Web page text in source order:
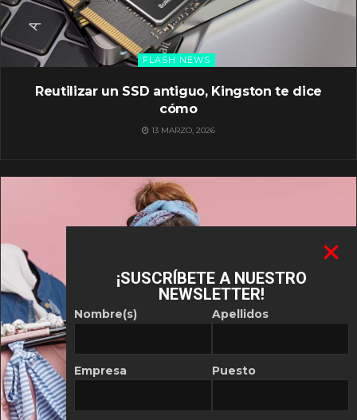
FLASH NEWS
Reutilizar un SSD antiguo, Kingston te dice
cómo
13 MARZO, 2026
¡SUSCRÍBETE A NUESTRO
NEWSLETTER!
Nombre(s)
Empresa
Apellidos
Puesto